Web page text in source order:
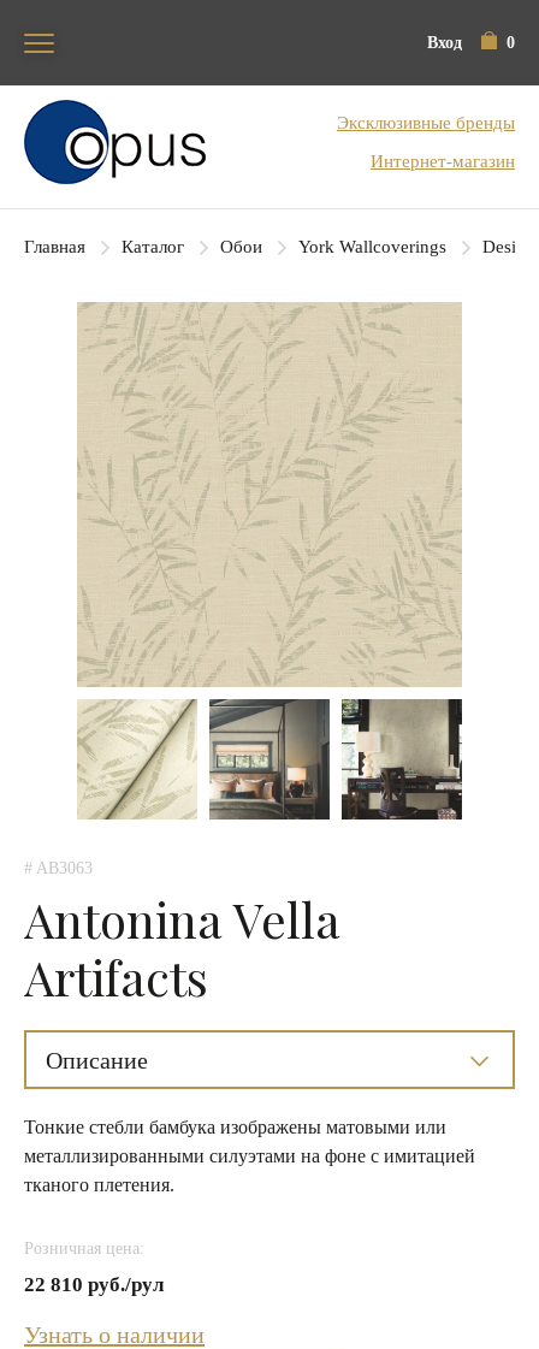
Вход 0
Блок поиска
Эксклюзивные бренды
Интернет-магазин
Главная Каталог Обои York Wallcoverings
# AB3063
Antonina Vella
Artifacts
Описание
Тонкие стебли бамбука изображены матовыми или
металлизированными силуэтами на фоне с имитацией
тканого плетения.
Розничная цена:
22 810 руб./рул
Узнать о наличии